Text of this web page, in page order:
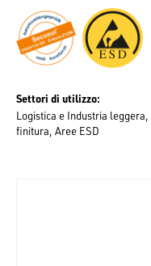
Settori di utilizzo
Logistica e Industria leggera
finitura Aree ESD